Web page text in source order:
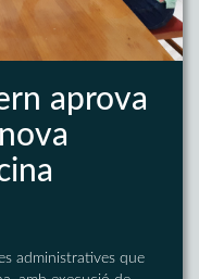
aprova
administratives que